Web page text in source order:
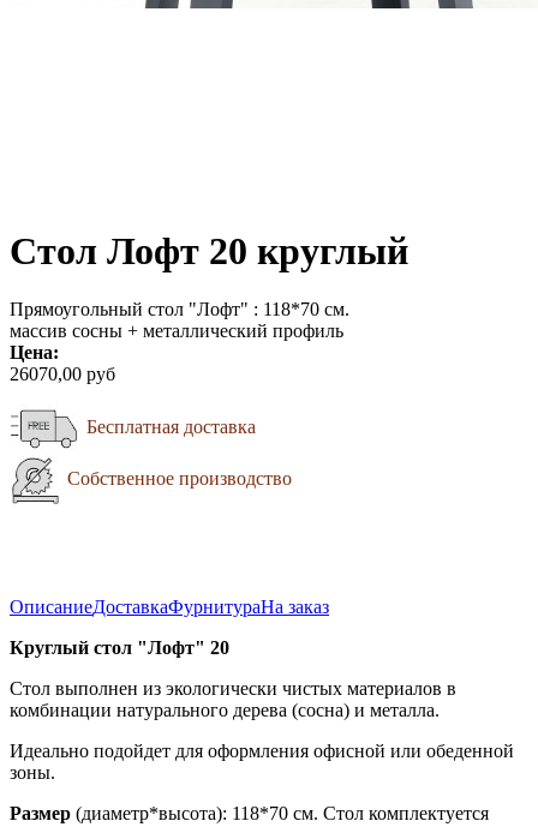
Стол Лофт 20 круглый
Прямоугольный стол "Лофт" : 118*70 см.
массив сосны + металлический профиль
Цена:
26070,00 руб
Бесплатная доставка
Собственное производство
ОписаниеДоставкаФурнитураНа заказ
Круглый стол "Лофт" 20
Стол выполнен из экологически чистых материалов в
комбинации натурального дерева (сосна) и металла.
Идеально подойдет для оформления офисной или обеденной
зоны.
Размер (диаметр*высота): 118*70 см. Стол комплектуется